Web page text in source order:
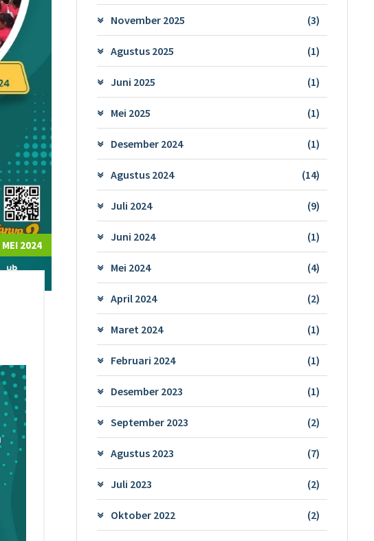
MEI 2024
November 2025 (3)
Agustus 2025 (1)
Juni 2025 (1)
Mei 2025 (1)
Desember 2024 (1)
Agustus 2024 (14)
Juli 2024 (9)
Juni 2024 (1)
Mei 2024 (4)
April 2024 (2)
Maret 2024 (1)
Februari 2024 (1)
Desember 2023 (1)
September 2023 (2)
Agustus 2023 (7)
Juli 2023 (2)
Oktober 2022 (2)